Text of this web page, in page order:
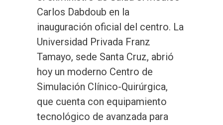
Carlos Dabdoub en la
inauguración oficial del centro. La
Universidad Privada Franz
Tamayo, sede Santa Cruz, abrió
hoy un moderno Centro de
Simulación Clínico-Quirúrgica,
que cuenta con equipamiento
tecnológico de avanzada para